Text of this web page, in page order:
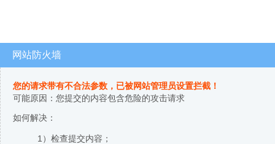
网站防火墙
您的请求带有不合法参数，已被网站管理员设置拦截！
可能原因：您提交的内容包含危险的攻击请求
如何解决：
1）检查提交内容；